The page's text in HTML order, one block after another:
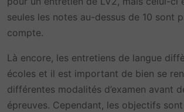
seules les notes au-dessus de 10 sont
compte.
Là encore, les entretiens de langue
écoles et il est important de bien se
différentes modalités d’examen avant
épreuves. Cependant, les objectifs